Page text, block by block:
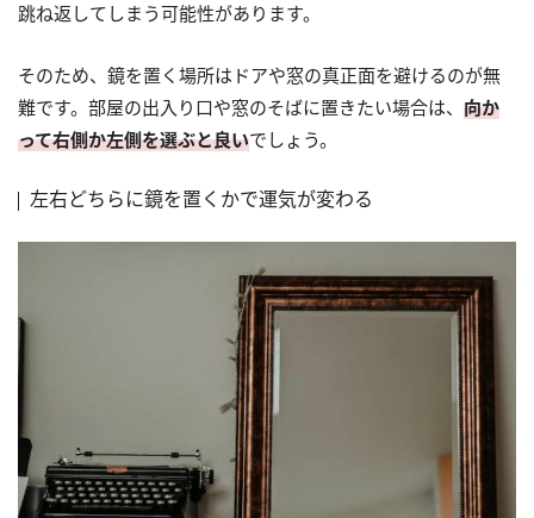
跳ね返してしまう可能性があります。
そのため、鏡を置く場所はドアや窓の真正面を避けるのが無
難です。部屋の出入り口や窓のそばに置きたい場合は、 向か
って右側か左側を選ぶと良いでしょう。
左右どちらに鏡を置くかで運気が変わる